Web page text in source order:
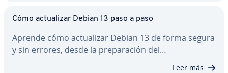
Cómo ac­tua­li­zar Debian 13 paso a paso
Aprende cómo ac­tua­li­zar Debian 13 de forma segura
y sin errores, desde la pre­pa­ra­ción del…
Leer más